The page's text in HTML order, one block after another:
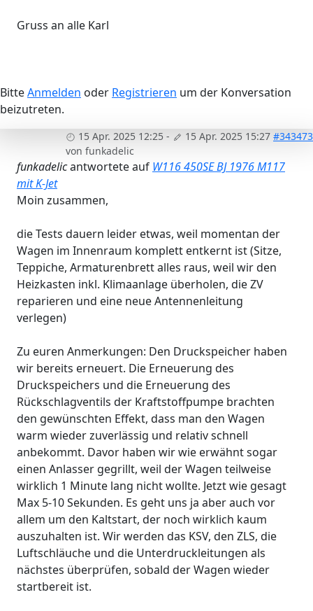
Gruss an alle Karl
BitteAnmelden oder Registrieren um der Konversation
beizutreten.
15 Apr. 2025 12:25 - 15 Apr. 2025 15:27 #343473
von funkadelic
funkadelicantwortete auf W116 450SE BJ 1976 M117
mit K-Jet
Moin zusammen,
die Tests dauern leider etwas, weil momentan der
Wagen im Innenraum komplett entkernt ist (Sitze,
Teppiche, Armaturenbrett alles raus, weil wir den
Heizkasten inkl. Klimaanlage überholen, die ZV
reparieren und eine neue Antennenleitung
verlegen)
Zu euren Anmerkungen: Den Druckspeicher haben
wir bereits erneuert. Die Erneuerung des
Druckspeichers und die Erneuerung des
Rückschlagventils der Kraftstoffpumpe brachten
den gewünschten Effekt, dass man den Wagen
warm wieder zuverlässig und relativ schnell
anbekommt. Davor haben wir wie erwähnt sogar
einen Anlasser gegrillt, weil der Wagen teilweise
wirklich 1 Minute lang nicht wollte. Jetzt wie gesagt
Max 5-10 Sekunden. Es geht uns ja aber auch vor
allem um den Kaltstart, der noch wirklich kaum
auszuhalten ist. Wir werden das KSV, den ZLS, die
Luftschläuche und die Unterdruckleitungen als
nächstes überprüfen, sobald der Wagen wieder
startbereit ist.